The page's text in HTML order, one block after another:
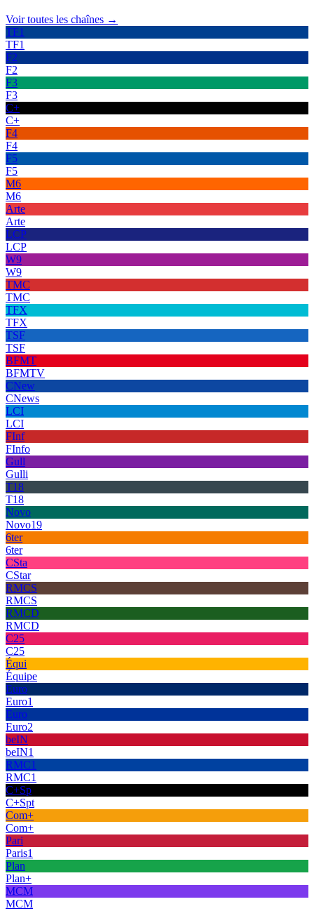
Voir toutes les chaînes →
TF1
TF1
F2
F2
F3
F3
C+
C+
F4
F4
F5
F5
M6
M6
Arte
Arte
LCP
LCP
W9
W9
TMC
TMC
TFX
TFX
TSF
TSF
BFMT
BFMTV
CNew
CNews
LCI
LCI
FInf
FInfo
Gull
Gulli
T18
T18
Novo
Novo19
6ter
6ter
CSta
CStar
RMCS
RMCS
RMCD
RMCD
C25
C25
Équi
Équipe
Euro
Euro1
Euro
Euro2
beIN
beIN1
RMC1
RMC1
C+Sp
C+Spt
Com+
Com+
Pari
Paris1
Plan
Plan+
MCM
MCM